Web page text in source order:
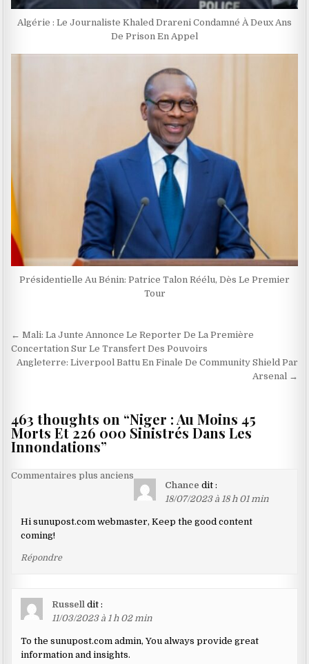
Algérie : Le Journaliste Khaled Drareni Condamné À Deux Ans
De Prison En Appel
Présidentielle Au Bénin: Patrice Talon Réélu, Dès Le Premier
Tour
Navigation
de
l’article
← Mali: La Junte Annonce Le Reporter De La Première
Concertation Sur Le Transfert Des Pouvoirs
Angleterre: Liverpool Battu En Finale De Community Shield Par
Arsenal →
463 thoughts on “Niger : Au Moins 45
Morts Et 226 000 Sinistrés Dans Les
Innondations”
Navigation
les
commentaires
Commentaires plus anciens
Chance dit :
18/07/2023 à 18 h 01 min
Hi sunupost.com webmaster, Keep the good content
coming!
Répondre
Russell dit :
11/03/2023 à 1 h 02 min
To the sunupost.com admin, You always provide great
information and insights.